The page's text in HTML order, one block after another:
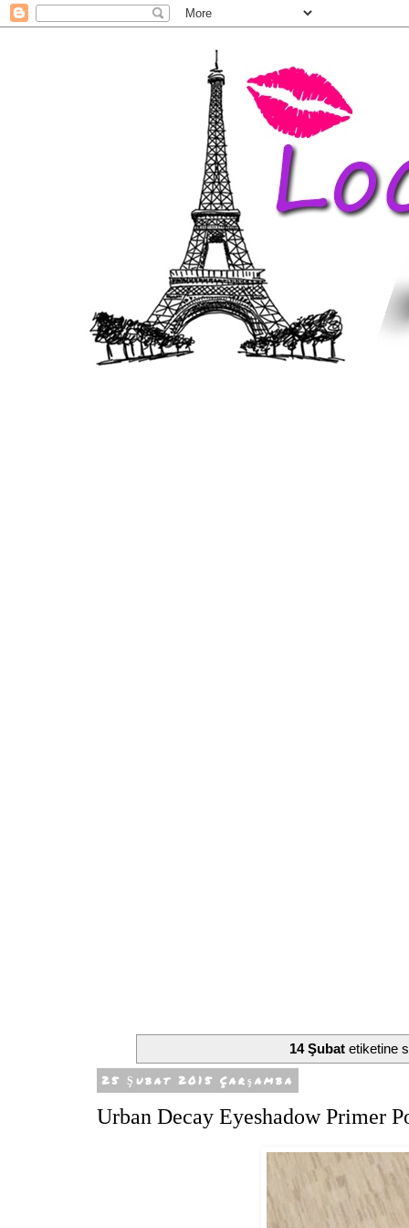
14 Şubat etiketine
25 Şubat 2015 Çarşamba
Urban Decay Eyeshadow Primer